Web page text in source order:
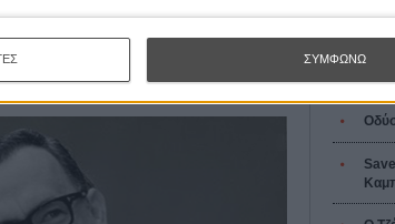
ΣΥΜΦΩΝΩ
για έναν παίκτη του μπόουλινγκ που
και τον βοηθό του που αναζητούν
ηθοποιού σε μια περιοδεία για την